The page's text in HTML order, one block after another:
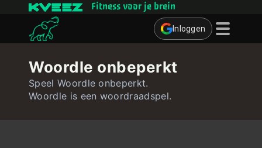
Fitness voor je brein
Inloggen
Quizzen
Gebruiker
Woordle onbeperkt
Speel Woordle onbeperkt.
Woordle is een woordraadspel.